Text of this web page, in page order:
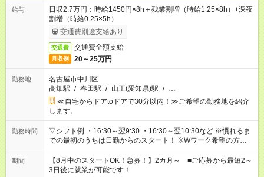
給与
日収2.7万円：時給1450円×8h＋残業割増（時給1.25×8h）+深夜
割増（時給0.25×5h）
交通費別途支給あり
交通費 交通費全額支給
月収例 20～25万円
勤務地
名古屋市中川区
高畑駅 / 春田駅 / 山王(愛知県)駅 / …
≪自宅からドアtoドアで30分以内！≫ご希望の勤務地を紹介
します。
勤務時間
▽シフト例 ・16:30～翌9:30 ・16:30～翌10:30など ※慣れるま
での最初のうちは日勤からのスタート！ ※Wワーク希望の方へ
今ご覧のお仕事で希望する勤務時間と、もう1つのお仕事の勤務
時間。 合計で週40時間を超える場合は応募できません。
期間
【8月中のスタートOK！急募！】2カ月～ ■ご応募から最短2～
3日後に就業が可能です！